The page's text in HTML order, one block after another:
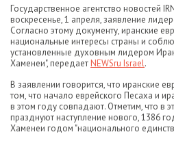
Государственное агентство новостей
воскресенье, 1 апреля, заявление
Согласно этому документу, иранские
национальные интересы страны и
установленные духовным лидером
Хаменеи", передаетNEWSru Israel.
В заявлении говорится, что иранские
том, что начало еврейского Песаха и
в этом году совпадают. Отметим, что в
празднуют наступление нового, 1386
Хаменеи годом "национального